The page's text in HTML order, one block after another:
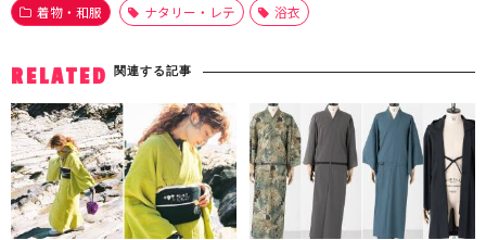
着物・和服 ナタリー・レテ 浴衣
RELATED 関連する記事